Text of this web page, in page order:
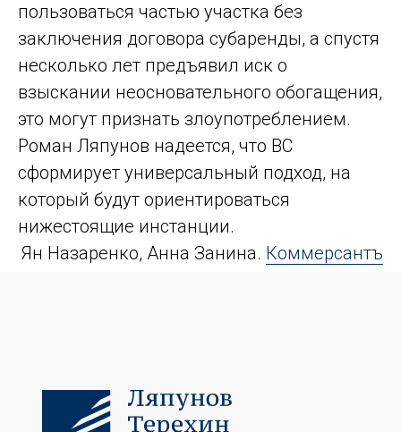
пользоваться частью участка без
заключения договора субаренды, а спустя
несколько лет предъявил иск о
взыскании неосновательного обогащения,
это могут признать злоупотреблением.
Роман Ляпунов надеется, что ВС
сформирует универсальный подход, на
который будут ориентироваться
нижестоящие инстанции.
Ян Назаренко, Анна Занина. Коммерсантъ